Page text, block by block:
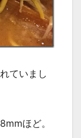
ていまし
ほど。